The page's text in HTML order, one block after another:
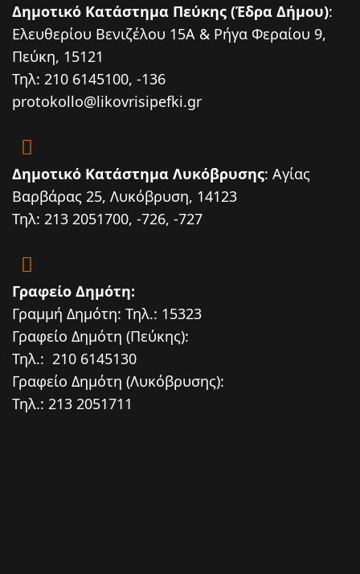
Δημοτικό Κατάστημα Πεύκης (Έδρα Δήμου):
Ελευθερίου Βενιζέλου 15Α & Ρήγα Φεραίου 9,
Πεύκη, 15121
Τηλ: 210 6145100, -136
protokollo@likovrisipefki.gr
Δημοτικό Κατάστημα Λυκόβρυσης: Αγίας
Βαρβάρας 25, Λυκόβρυση, 14123
Τηλ: 213 2051700, -726, -727
Γραφείο Δημότη:
Γραμμή Δημότη: Τηλ.: 15323
Γραφείο Δημότη (Πεύκης):
Τηλ.: 210 6145130
Γραφείο Δημότη (Λυκόβρυσης):
Τηλ.: 213 2051711